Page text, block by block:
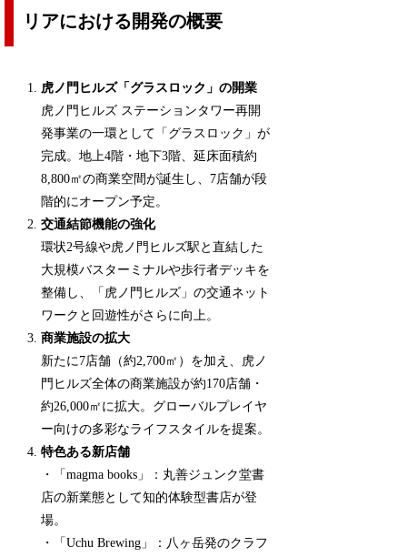
リアにおける開発の概要
虎ノ門ヒルズ「グラスロック」の開業
虎ノ門ヒルズ ステーションタワー再開
発事業の一環として「グラスロック」が
完成。地上4階・地下3階、延床面積約
8,800㎡の商業空間が誕生し、7店舗が段
階的にオープン予定。
交通結節機能の強化
環状2号線や虎ノ門ヒルズ駅と直結した
大規模バスターミナルや歩行者デッキを
整備し、「虎ノ門ヒルズ」の交通ネット
ワークと回遊性がさらに向上。
商業施設の拡大
新たに7店舗（約2,700㎡）を加え、虎ノ
門ヒルズ全体の商業施設が約170店舗・
約26,000㎡に拡大。グローバルプレイヤ
ー向けの多彩なライフスタイルを提案。
特色ある新店舗
・「magma books」：丸善ジュンク堂書
店の新業態として知的体験型書店が登
場。
・「Uchu Brewing」：八ヶ岳発のクラフ